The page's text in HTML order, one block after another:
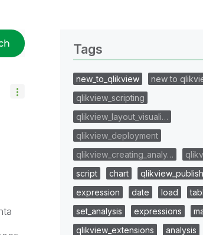
Tags
new_to_qlikview
new to
qlikview_scripting
qlikview_layout_visuali…
qlikview_deployment
qlikview_creating_analy…
script
chart
expression
date load
set_analysis
expressions
qlikview_extensions
analysis